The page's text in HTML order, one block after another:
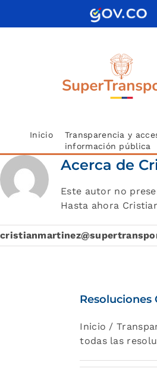
Inicio
Transparencia y
información pública
Acerca de
Este autor no
Hasta ahora
Resoluciones
Inicio /
todas las